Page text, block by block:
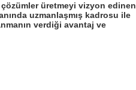
üretmeyi vizyon edinen
uzmanlaşmış kadrosu ile
verdiği avantaj ve